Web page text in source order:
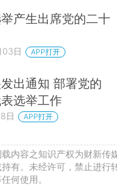
产生出席党的二十
日 APP打开
出通知 部署党的
选举工作
日 APP打开
内容之知识产权为财新传
有。未经许可，禁止进行
何使用。